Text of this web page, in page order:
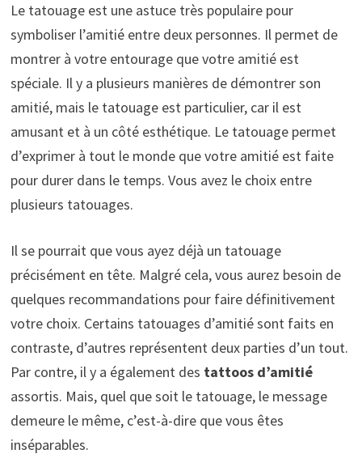
Le tatouage est une astuce très populaire pour
symboliser l’amitié entre deux personnes. Il permet de
montrer à votre entourage que votre amitié est
spéciale. Il y a plusieurs manières de démontrer son
amitié, mais le tatouage est particulier, car il est
amusant et à un côté esthétique. Le tatouage permet
d’exprimer à tout le monde que votre amitié est faite
pour durer dans le temps. Vous avez le choix entre
plusieurs tatouages.
Il se pourrait que vous ayez déjà un tatouage
précisément en tête. Malgré cela, vous aurez besoin de
quelques recommandations pour faire définitivement
votre choix. Certains tatouages d’amitié sont faits en
contraste, d’autres représentent deux parties d’un tout.
Par contre, il y a également des tattoos d’amitié
assortis. Mais, quel que soit le tatouage, le message
demeure le même, c’est-à-dire que vous êtes
inséparables.